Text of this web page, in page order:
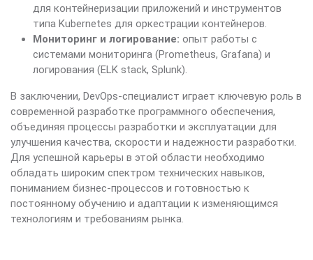
для контейнеризации приложений и инструментов
типа Kubernetes для оркестрации контейнеров.
Мониторинг и логирование: опыт работы с
системами мониторинга (Prometheus, Grafana) и
логирования (ELK stack, Splunk).
В заключении, DevOps-специалист играет ключевую роль в
современной разработке программного обеспечения,
объединяя процессы разработки и эксплуатации для
улучшения качества, скорости и надежности разработки.
Для успешной карьеры в этой области необходимо
обладать широким спектром технических навыков,
пониманием бизнес-процессов и готовностью к
постоянному обучению и адаптации к изменяющимся
технологиям и требованиям рынка.